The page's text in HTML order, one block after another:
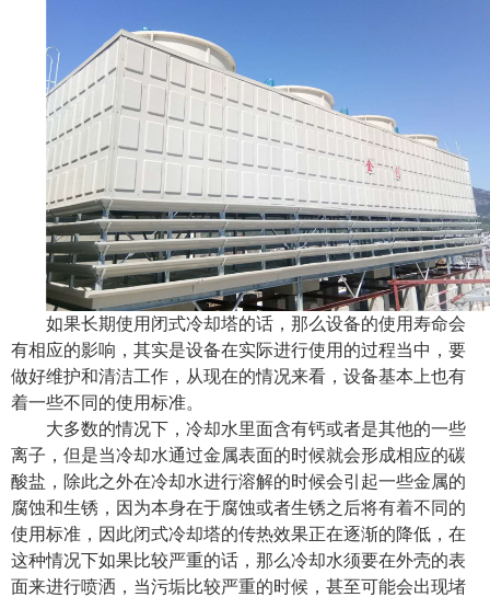
如果长期使用闭式冷却塔的话，那么设备的使用寿命会
有相应的影响，其实是设备在实际进行使用的过程当中，要
做好维护和清洁工作，从现在的情况来看，设备基本上也有
着一些不同的使用标准。
大多数的情况下，冷却水里面含有钙或者是其他的一些
离子，但是当冷却水通过金属表面的时候就会形成相应的碳
酸盐，除此之外在冷却水进行溶解的时候会引起一些金属的
腐蚀和生锈，因为本身在于腐蚀或者生锈之后将有着不同的
使用标准，因此闭式冷却塔的传热效果正在逐渐的降低，在
这种情况下如果比较严重的话，那么冷却水须要在外壳的表
面来进行喷洒，当污垢比较严重的时候，甚至可能会出现堵